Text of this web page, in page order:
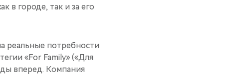
в городе, так и за его
реальные потребности
«For Family» («Для
вперед. Компания